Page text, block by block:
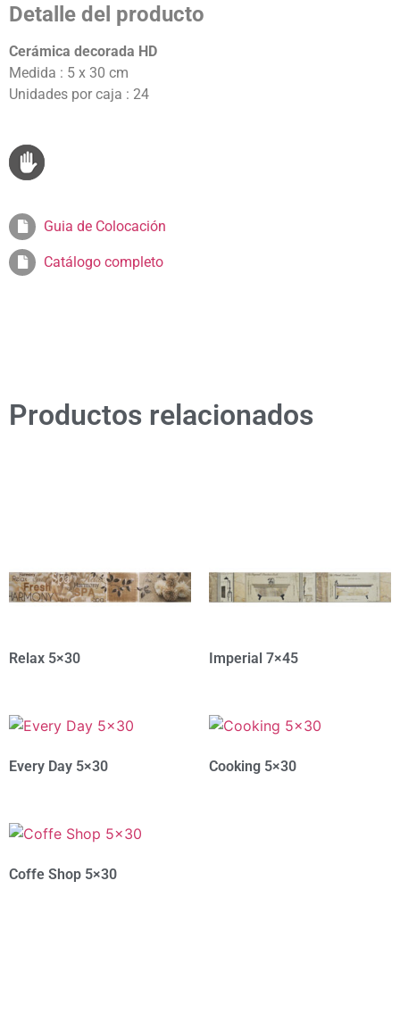
Detalle del producto
Cerámica decorada HD
Medida : 5 x 30 cm
Unidades por caja : 24
Guia de Colocación
Catálogo completo
Productos relacionados
Relax 5×30 Imperial 7×45
Every Day 5×30 Cooking 5×30
Coffe Shop 5×30